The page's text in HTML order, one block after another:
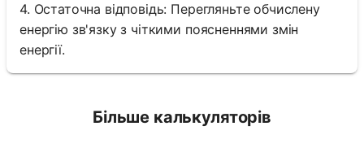
4. Остаточна відповідь: Перегляньте обчислену
енергію зв'язку з чіткими поясненнями змін
енергії.
Більше калькуляторів